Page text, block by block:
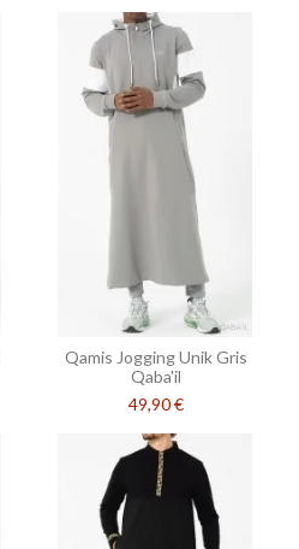
Qamis Jogging Unik Gris
Qaba'il
49,90 €